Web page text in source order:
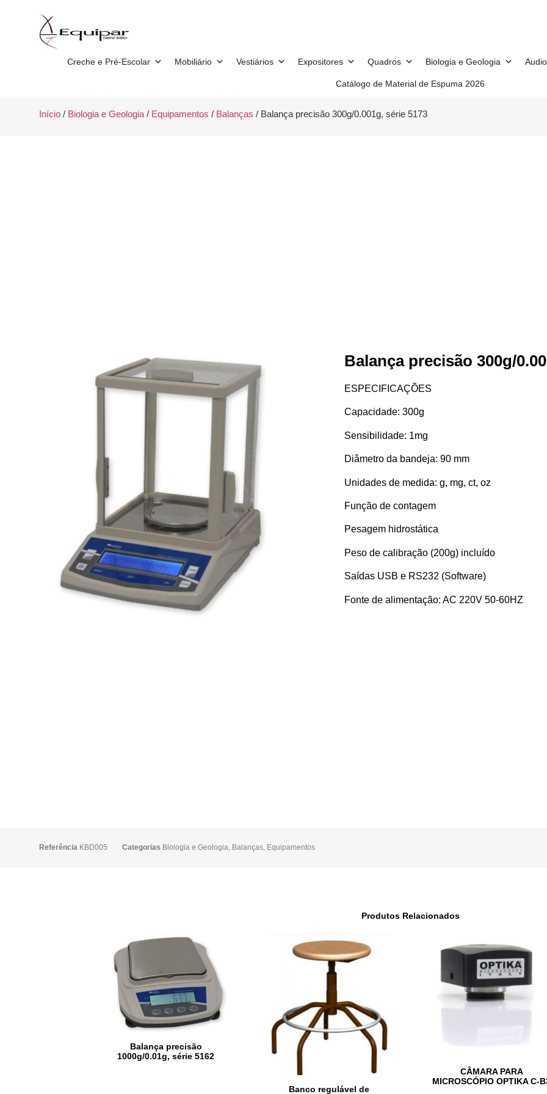
Creche e Pré-Escolar Mobiliário Vestiários Expositores Quadros Biologia e Geologia
Catálogo de Material de Espuma 2026
Início/ Biologia e Geologia/ Equipamentos / Balanças / Balança precisão 300g/0.001g, série 5173
Balança precisão 300g/
ESPECIFICAÇÕES
Capacidade: 300g
Sensibilidade: 1mg
Diâmetro da bandeja: 90 mm
Unidades de medida: g, mg, ct, oz
Função de contagem
Pesagem hidrostática
Peso de calibração (200g) incluído
Saídas USB e RS232 (Software)
Fonte de alimentação: AC 220V 50-60HZ
Referência KBD005 Categorias Biologia e Geologia, Balanças, Equipamentos
Produtos Relacionados
Balança precisão
1000g/0.01g, série 5162
Banco regulável de
CÂMARA PARA
MICROSCÓPIO OPTIKA C-